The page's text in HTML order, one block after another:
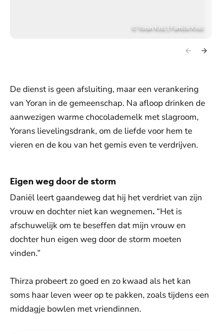
© Yoran Krol | Familie Knol
De dienst is geen afsluiting, maar een verankering
van Yoran in de gemeenschap. Na afloop drinken de
aanwezigen warme chocolademelk met slagroom,
Yorans lievelingsdrank, om de liefde voor hem te
vieren en de kou van het gemis even te verdrijven.
Eigen weg door de storm
Daniël leert gaandeweg dat hij het verdriet van zijn
vrouw en dochter niet kan wegnemen. “Het is
afschuwelijk om te beseffen dat mijn vrouw en
dochter hun eigen weg door de storm moeten
vinden.”
Thirza probeert zo goed en zo kwaad als het kan
soms haar leven weer op te pakken, zoals tijdens een
middagje bowlen met vriendinnen.